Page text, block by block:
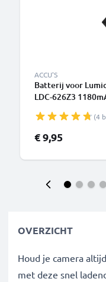
ACCU'S
Batterij voor
LDC-626Z3
(4
€ 9,95
OVERZICHT
Houd je camera
met deze snel